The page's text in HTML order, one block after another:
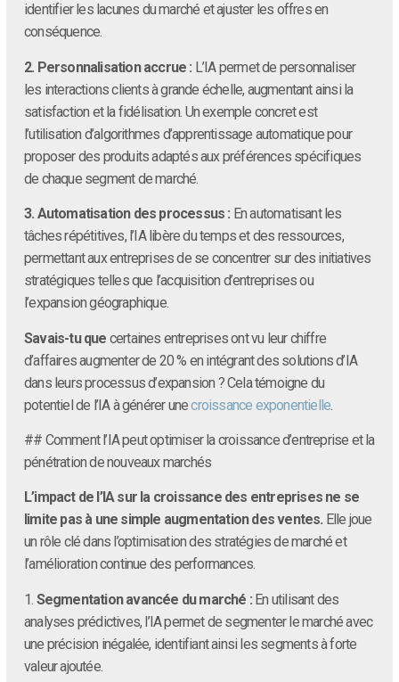
identifier les lacunes du marché et ajuster les offres en
conséquence.
2. Personnalisation accrue : L’IA permet de personnaliser
les interactions clients à grande échelle, augmentant ainsi la
satisfaction et la fidélisation. Un exemple concret est
l’utilisation d’algorithmes d’apprentissage automatique pour
proposer des produits adaptés aux préférences spécifiques
de chaque segment de marché.
3. Automatisation des processus : En automatisant les
tâches répétitives, l’IA libère du temps et des ressources,
permettant aux entreprises de se concentrer sur des initiatives
stratégiques telles que l’acquisition d’entreprises ou
l’expansion géographique.
Savais-tu que certaines entreprises ont vu leur chiffre
d’affaires augmenter de 20 % en intégrant des solutions d’IA
dans leurs processus d’expansion ? Cela témoigne du
potentiel de l’IA à générer unecroissance exponentielle
## Comment l’IA peut optimiser la croissance d’entreprise et la
pénétration de nouveaux marchés
L’impact de l’IA sur la croissance des entreprises ne se
limite pas à une simple augmentation des ventes. Elle joue
un rôle clé dans l’optimisation des stratégies de marché et
l’amélioration continue des performances.
1. Segmentation avancée du marché : En utilisant des
analyses prédictives, l’IA permet de segmenter le marché avec
une précision inégalée, identifiant ainsi les segments à forte
valeur ajoutée.